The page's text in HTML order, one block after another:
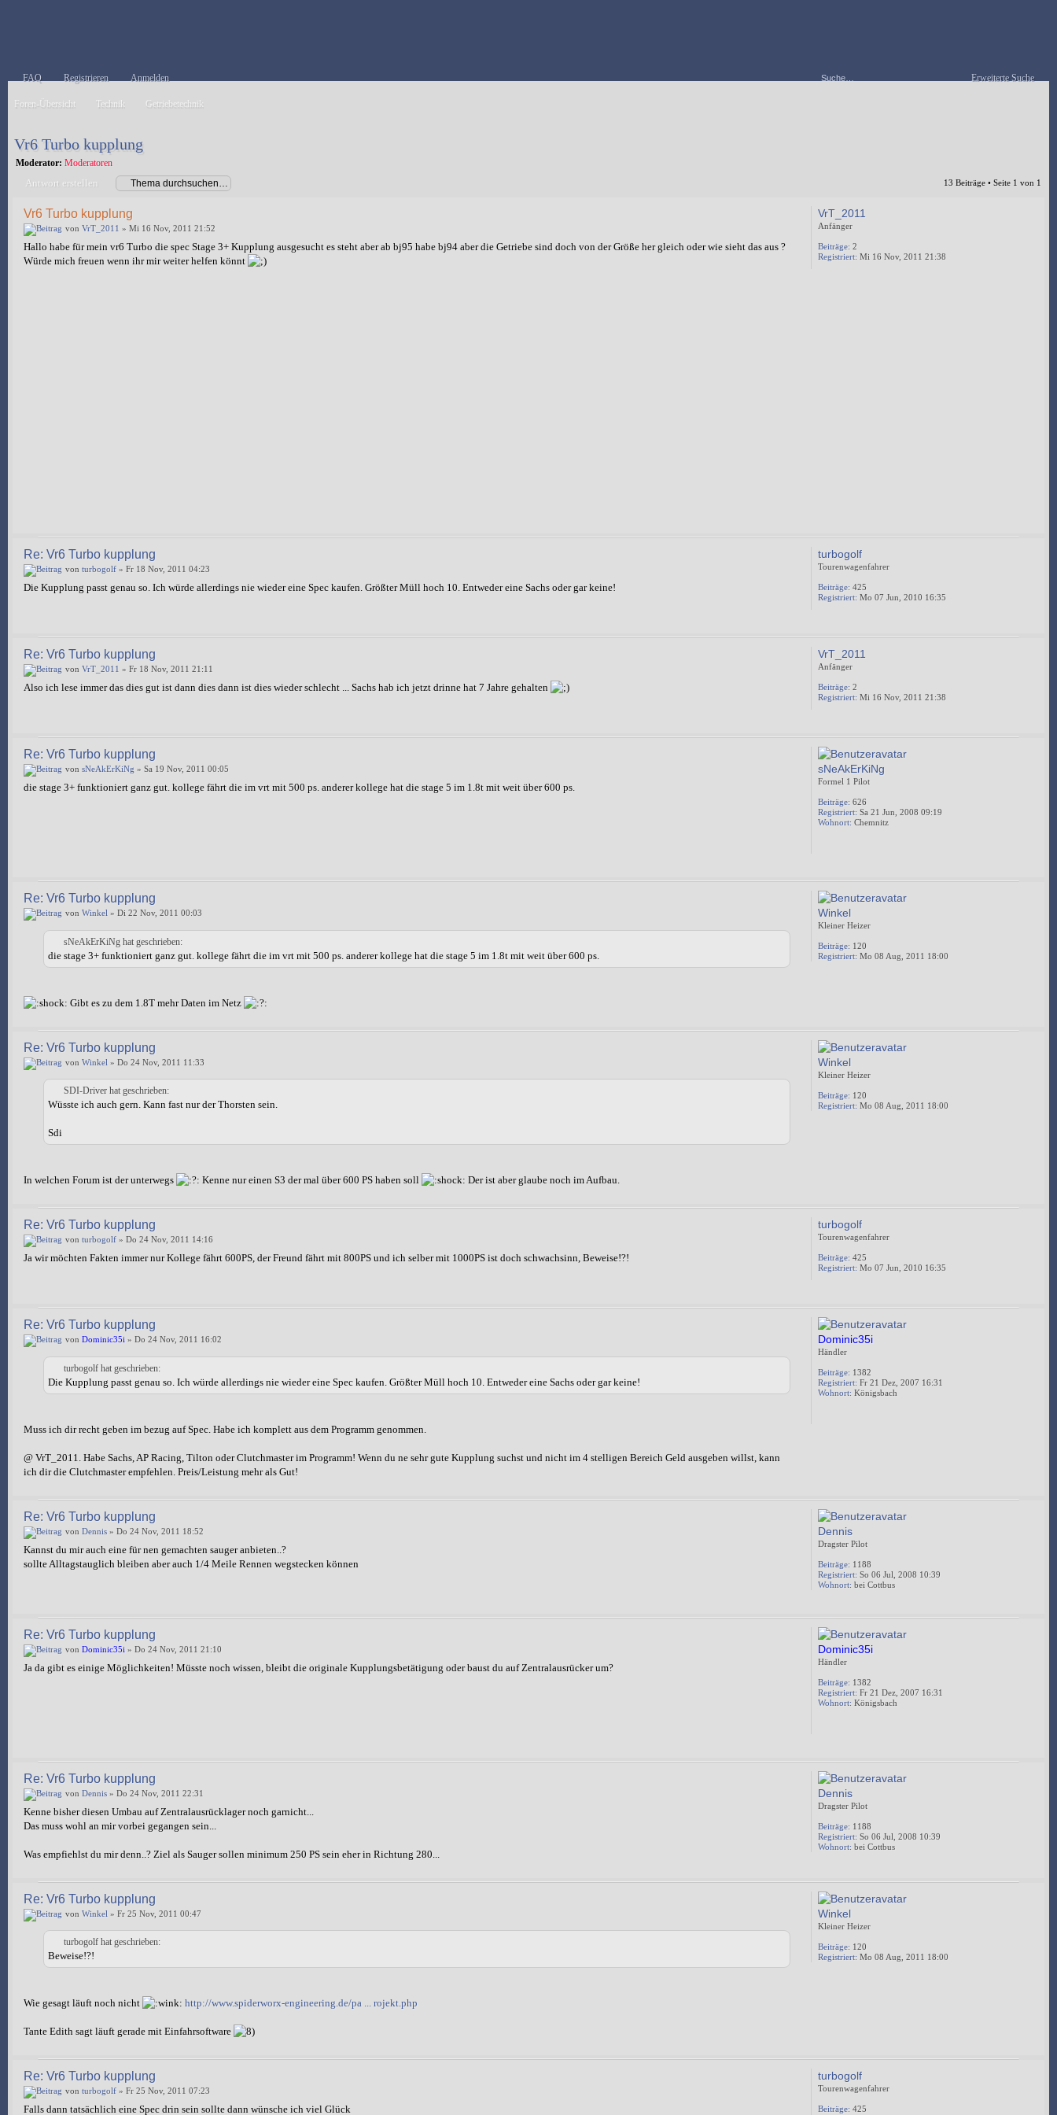
FAQ Registrieren Anmelden Erweiterte Suche
Foren-Übersicht Technik Getriebetechnik
Vr6 Turbo kupplung
Moderator: Moderatoren
Antwort erstellen 13 Beiträge • Seite 1 von 1
Vr6 Turbo kupplung
von VrT_2011 » Mi 16 Nov, 2011 21:52
Hallo habe für mein vr6 Turbo die spec Stage 3+ Kupplung ausgesucht es steht aber ab bj95 habe bj94 aber die Getriebe sind doch von der Größe her gleich oder wie sieht das aus ?
Würde mich freuen wenn ihr mir weiter helfen könnt
VrT_2011
Anfänger
Beiträge: 2
Registriert: Mi 16 Nov, 2011 21:38
Re: Vr6 Turbo kupplung
von turbogolf » Fr 18 Nov, 2011 04:23
Die Kupplung passt genau so. Ich würde allerdings nie wieder eine Spec kaufen. Größter Müll hoch 10. Entweder eine Sachs oder gar keine!
turbogolf
Tourenwagenfahrer
Beiträge: 425
Registriert: Mo 07 Jun, 2010 16:35
Re: Vr6 Turbo kupplung
von VrT_2011 » Fr 18 Nov, 2011 21:11
Also ich lese immer das dies gut ist dann dies dann ist dies wieder schlecht ... Sachs hab ich jetzt drinne hat 7 Jahre gehalten
VrT_2011
Anfänger
Beiträge: 2
Registriert: Mi 16 Nov, 2011 21:38
Re: Vr6 Turbo kupplung
von sNeAkErKiNg » Sa 19 Nov, 2011 00:05
die stage 3+ funktioniert ganz gut. kollege fährt die im vrt mit 500 ps. anderer kollege hat die stage 5 im 1.8t mit weit über 600 ps.
sNeAkErKiNg
Formel 1 Pilot
Beiträge: 626
Registriert: Sa 21 Jun, 2008 09:19
Wohnort: Chemnitz
Re: Vr6 Turbo kupplung
von Winkel » Di 22 Nov, 2011 00:03
sNeAkErKiNg hat geschrieben:
die stage 3+ funktioniert ganz gut. kollege fährt die im vrt mit 500 ps. anderer kollege hat die stage 5 im 1.8t mit weit über 600 ps.
Gibt es zu dem 1.8T mehr Daten im Netz
Winkel
Kleiner Heizer
Beiträge: 120
Registriert: Mo 08 Aug, 2011 18:00
Re: Vr6 Turbo kupplung
von Winkel » Do 24 Nov, 2011 11:33
SDI-Driver hat geschrieben:
Wüsste ich auch gern. Kann fast nur der Thorsten sein.
Sdi
In welchen Forum ist der unterwegs Kenne nur einen S3 der mal über 600 PS haben soll Der ist aber glaube noch im Aufbau.
Winkel
Kleiner Heizer
Beiträge: 120
Registriert: Mo 08 Aug, 2011 18:00
Re: Vr6 Turbo kupplung
von turbogolf » Do 24 Nov, 2011 14:16
Ja wir möchten Fakten immer nur Kollege fährt 600PS, der Freund fährt mit 800PS und ich selber mit 1000PS ist doch schwachsinn, Beweise!?!
turbogolf
Tourenwagenfahrer
Beiträge: 425
Registriert: Mo 07 Jun, 2010 16:35
Re: Vr6 Turbo kupplung
von Dominic35i » Do 24 Nov, 2011 16:02
turbogolf hat geschrieben:
Die Kupplung passt genau so. Ich würde allerdings nie wieder eine Spec kaufen. Größter Müll hoch 10. Entweder eine Sachs oder gar keine!
Muss ich dir recht geben im bezug auf Spec. Habe ich komplett aus dem Programm genommen.
@ VrT_2011. Habe Sachs, AP Racing, Tilton oder Clutchmaster im Programm! Wenn du ne sehr gute Kupplung suchst und nicht im 4 stelligen Bereich Geld ausgeben willst, kann
ich dir die Clutchmaster empfehlen. Preis/Leistung mehr als Gut!
Dominic35i
Händler
Beiträge: 1382
Registriert: Fr 21 Dez, 2007 16:31
Wohnort: Königsbach
Re: Vr6 Turbo kupplung
von Dennis » Do 24 Nov, 2011 18:52
Kannst du mir auch eine für nen gemachten sauger anbieten..?
sollte Alltagstauglich bleiben aber auch 1/4 Meile Rennen wegstecken können
Dennis
Dragster Pilot
Beiträge: 1188
Registriert: So 06 Jul, 2008 10:39
Wohnort: bei Cottbus
Re: Vr6 Turbo kupplung
von Dominic35i » Do 24 Nov, 2011 21:10
Ja da gibt es einige Möglichkeiten! Müsste noch wissen, bleibt die originale Kupplungsbetätigung oder baust du auf Zentralausrücker um?
Dominic35i
Händler
Beiträge: 1382
Registriert: Fr 21 Dez, 2007 16:31
Wohnort: Königsbach
Re: Vr6 Turbo kupplung
von Dennis » Do 24 Nov, 2011 22:31
Kenne bisher diesen Umbau auf Zentralausrücklager noch garnicht...
Das muss wohl an mir vorbei gegangen sein...
Was empfiehlst du mir denn..? Ziel als Sauger sollen minimum 250 PS sein eher in Richtung 280...
Dennis
Dragster Pilot
Beiträge: 1188
Registriert: So 06 Jul, 2008 10:39
Wohnort: bei Cottbus
Re: Vr6 Turbo kupplung
von Winkel » Fr 25 Nov, 2011 00:47
turbogolf hat geschrieben:
Beweise!?!
Wie gesagt läuft noch nicht http://www.spiderworx-engineering.de/pa ... rojekt.php
Tante Edith sagt läuft gerade mit Einfahrsoftware
Winkel
Kleiner Heizer
Beiträge: 120
Registriert: Mo 08 Aug, 2011 18:00
Re: Vr6 Turbo kupplung
von turbogolf » Fr 25 Nov, 2011 07:23
Falls dann tatsächlich eine Spec drin sein sollte dann wünsche ich viel Glück
turbogolf
Tourenwagenfahrer
Beiträge: 425